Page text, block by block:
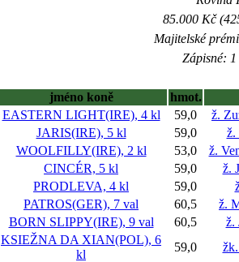
85.000 Kč
Majitelské
Zápisné:
jméno koně
hmot.
EASTERN LIGHT(IRE), 4 kl 59,0
ž.
JARIS(IRE), 5 kl 59,0
ž.
WOOLFILLY(IRE), 2 kl 53,0
ž.
CINCÉR, 5 kl 59,0
ž.
PRODLEVA, 4 kl 59,0
PATROS(GER), 7 val 60,5
ž.
BORN SLIPPY(IRE), 9 val 60,5
ž.
KSIEŽNA DA XIAN(POL), 6
kl
59,0